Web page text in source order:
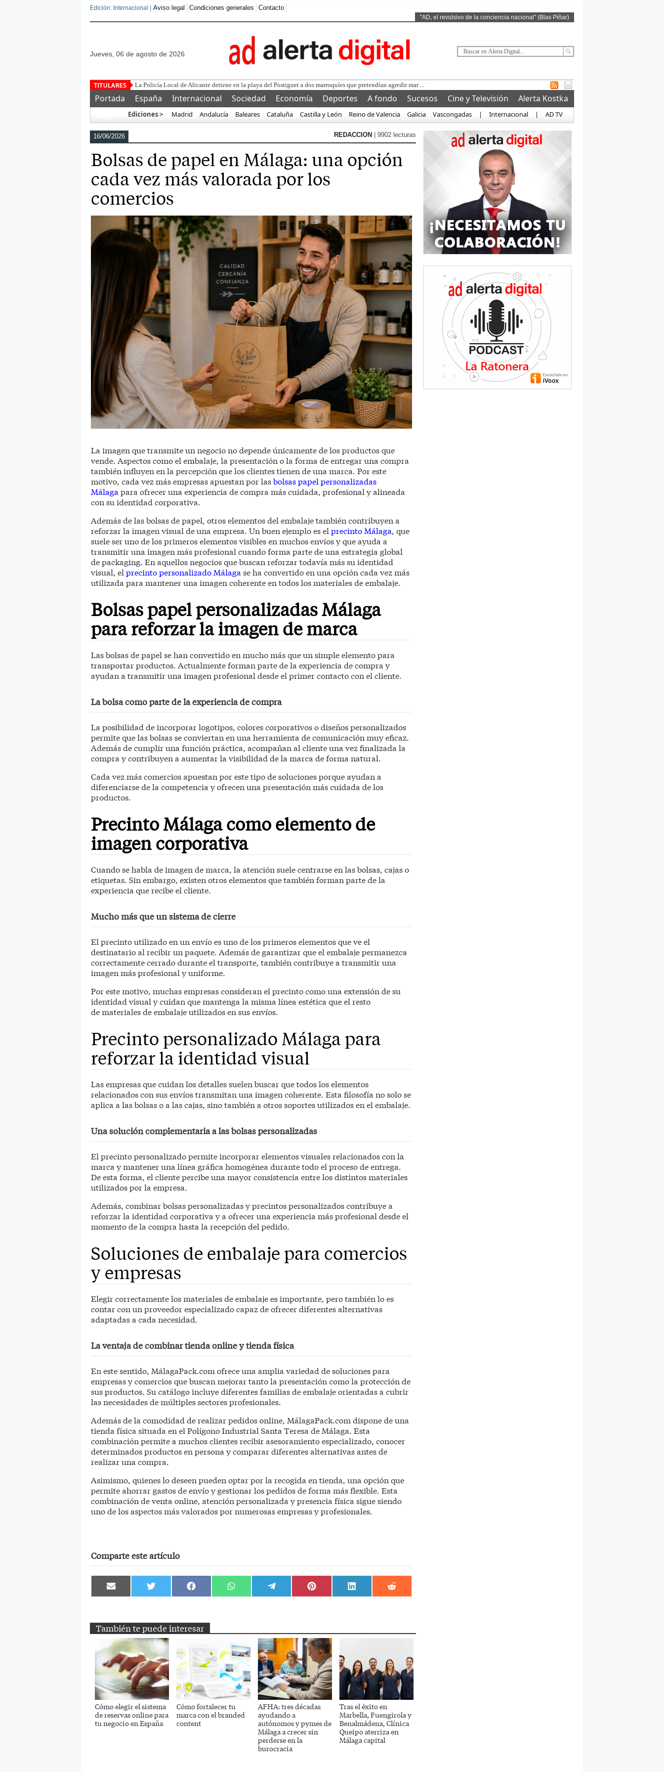
Edición: Internacional | Aviso legal Condiciones generales Contacto
"AD, el revulsivo de la conciencia nacional" (Blas Piñar)
jueves, 06 de agosto de 2026
Este corrupto traiciona
Portada España Internacional Sociedad Economía Deportes A fondo Sucesos Cine y Televisión
Alerta Kostka
Ediciones > Madrid Andalucía Baleares Cataluña Castilla y León Reino de Valencia Galicia Vascongadas | Internacional | AD TV
16/06/2026 REDACCION | 9902 lecturas
Bolsas de papel en Málaga: una opción
cada vez más valorada por los
comercios
La imagen que transmite un negocio no depende únicamente de los productos que
vende. Aspectos como el embalaje, la presentación o la forma de entregar una compra
también influyen en la percepción que los clientes tienen de una marca. Por este
motivo, cada vez más empresas apuestan por lasbolsas papel personalizadas
Málaga para ofrecer una experiencia de compra más cuidada, profesional y alineada
con su identidad corporativa.
Además de las bolsas de papel, otros elementos del embalaje también contribuyen a
reforzar la imagen visual de una empresa. Un buen ejemplo es el precinto Málaga, que
suele ser uno de los primeros elementos visibles en muchos envíos y que ayuda a
transmitir una imagen más profesional cuando forma parte de una estrategia global
de packaging. En aquellos negocios que buscan reforzar todavía más su identidad
visual, el precinto personalizado Málaga se ha convertido en una opción cada vez más
utilizada para mantener una imagen coherente en todos los materiales de embalaje.
Bolsas papel personalizadas Málaga
para reforzar la imagen de marca
Las bolsas de papel se han convertido en mucho más que un simple elemento para
transportar productos. Actualmente forman parte de la experiencia de compra y
ayudan a transmitir una imagen profesional desde el primer contacto con el cliente.
La bolsa como parte de la experiencia de compra
La posibilidad de incorporar logotipos, colores corporativos o diseños personalizados
permite que las bolsas se conviertan en una herramienta de comunicación muy eficaz.
Además de cumplir una función práctica, acompañan al cliente una vez finalizada la
compra y contribuyen a aumentar la visibilidad de la marca de forma natural.
Cada vez más comercios apuestan por este tipo de soluciones porque ayudan a
diferenciarse de la competencia y ofrecen una presentación más cuidada de los
productos.
Precinto Málaga como elemento de
imagen corporativa
Cuando se habla de imagen de marca, la atención suele centrarse en las bolsas, cajas o
etiquetas. Sin embargo, existen otros elementos que también forman parte de la
experiencia que recibe el cliente.
Mucho más que un sistema de cierre
El precinto utilizado en un envío es uno de los primeros elementos que ve el
destinatario al recibir un paquete. Además de garantizar que el embalaje permanezca
correctamente cerrado durante el transporte, también contribuye a transmitir una
imagen más profesional y uniforme.
Por este motivo, muchas empresas consideran el precinto como una extensión de su
identidad visual y cuidan que mantenga la misma línea estética que el resto
de materiales de embalaje utilizados en sus envíos.
Precinto personalizado Málaga para
reforzar la identidad visual
Las empresas que cuidan los detalles suelen buscar que todos los elementos
relacionados con sus envíos transmitan una imagen coherente. Esta filosofía no solo se
aplica a las bolsas o a las cajas, sino también a otros soportes utilizados en el embalaje.
Una solución complementaria a las bolsas personalizadas
El precinto personalizado permite incorporar elementos visuales relacionados con la
marca y mantener una línea gráfica homogénea durante todo el proceso de entrega.
De esta forma, el cliente percibe una mayor consistencia entre los distintos materiales
utilizados por la empresa.
Además, combinar bolsas personalizadas y precintos personalizados contribuye a
reforzar la identidad corporativa y a ofrecer una experiencia más profesional desde el
momento de la compra hasta la recepción del pedido.
Soluciones de embalaje para comercios
y empresas
Elegir correctamente los materiales de embalaje es importante, pero también lo es
contar con un proveedor especializado capaz de ofrecer diferentes alternativas
adaptadas a cada necesidad.
La ventaja de combinar tienda online y tienda física
En este sentido, MálagaPack.com ofrece una amplia variedad de soluciones para
empresas y comercios que buscan mejorar tanto la presentación como la protección de
sus productos. Su catálogo incluye diferentes familias de embalaje orientadas a cubrir
las necesidades de múltiples sectores profesionales.
Además de la comodidad de realizar pedidos online, MálagaPack.com dispone de una
tienda física situada en el Polígono Industrial Santa Teresa de Málaga. Esta
combinación permite a muchos clientes recibir asesoramiento especializado, conocer
determinados productos en persona y comparar diferentes alternativas antes de
realizar una compra.
Asimismo, quienes lo deseen pueden optar por la recogida en tienda, una opción que
permite ahorrar gastos de envío y gestionar los pedidos de forma más flexible. Esta
combinación de venta online, atención personalizada y presencia física sigue siendo
uno de los aspectos más valorados por numerosas empresas y profesionales.
Comparte este artículo
Compartir
en
Compartir
en
Compartir
en
Compartir
en
Compartir
en
Compartir
en
Compartir
en
Compartir
en
También te puede interesar
Cómo elegir el sistema
de reservas online para
tu negocio en España
Cómo fortalecer tu
marca con el branded
content
AFHA: tres décadas
ayudando a
autónomos y pymes de
Málaga a crecer sin
perderse en la
burocracia
Tras el éxito en
Marbella, Fuengirola y
Benalmádena, Clínica
Queipo aterriza en
Málaga capital